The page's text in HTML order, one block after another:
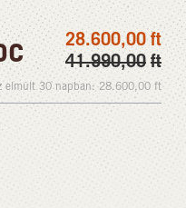
28.600,00 ft
41.990,00 ft
elmúlt 30 napban:28.600,00 ft